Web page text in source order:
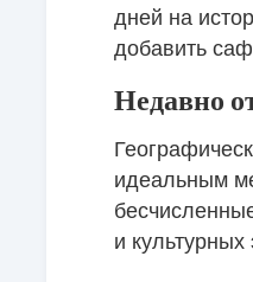
дней на
добавить
Недавно
идеальным
и